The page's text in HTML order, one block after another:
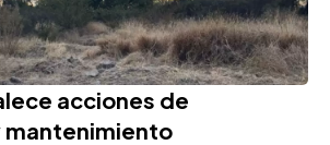
acciones de